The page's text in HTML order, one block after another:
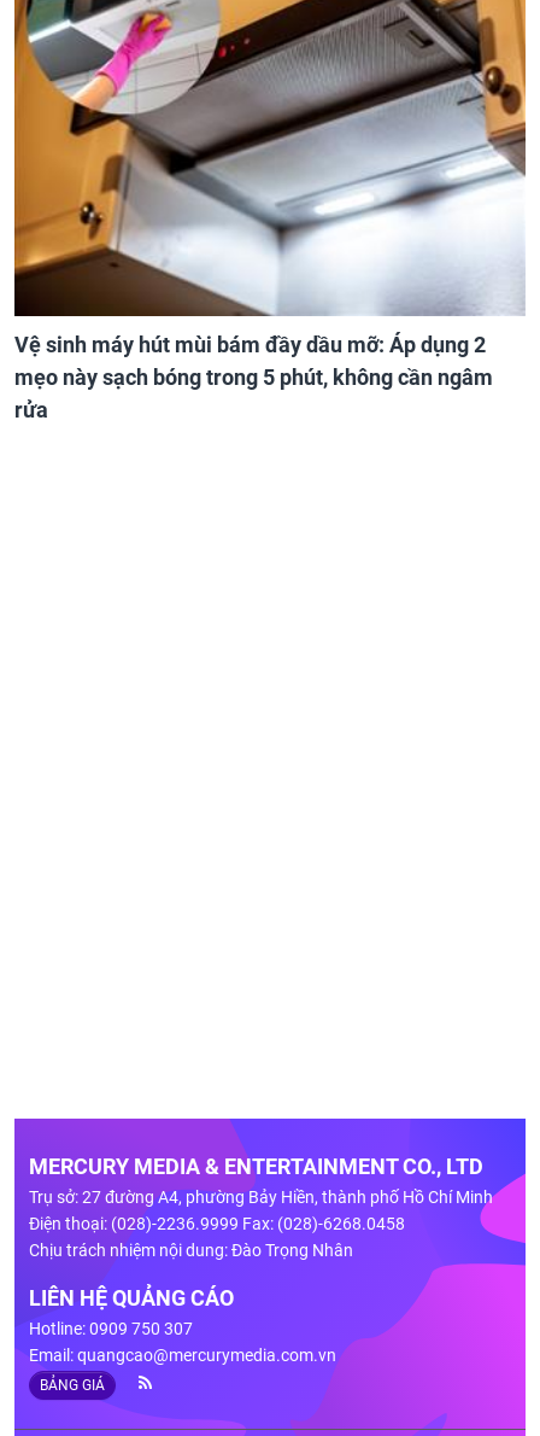
Vệ sinh máy hút mùi bám đầy dầu mỡ: Áp dụng 2
mẹo này sạch bóng trong 5 phút, không cần ngâm
rửa
MERCURY MEDIA & ENTERTAINMENT CO., LTD
Trụ sở: 27 đường A4, phường Bảy Hiền, thành phố Hồ Chí Minh
Điện thoại: (028)-2236.9999 Fax: (028)-6268.0458
Chịu trách nhiệm nội dung: Đào Trọng Nhân
LIÊN HỆ QUẢNG CÁO
Hotline: 0909 750 307
Email:quangcao@mercurymedia.com.vn
BẢNG GIÁ